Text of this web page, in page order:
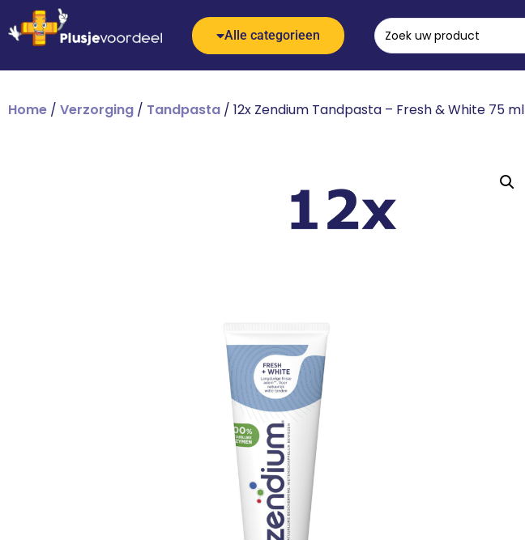
Alle categorieen
Home / Verzorging / Tandpasta / 12x Zendium Tandpasta – Fresh & White 75 ml